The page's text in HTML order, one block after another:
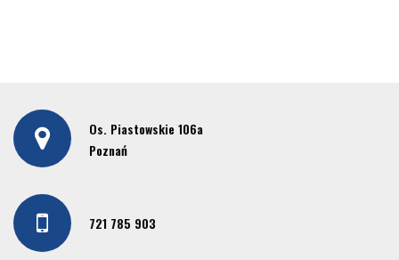
Os. Piastowskie 106a
Poznań
721 785 903